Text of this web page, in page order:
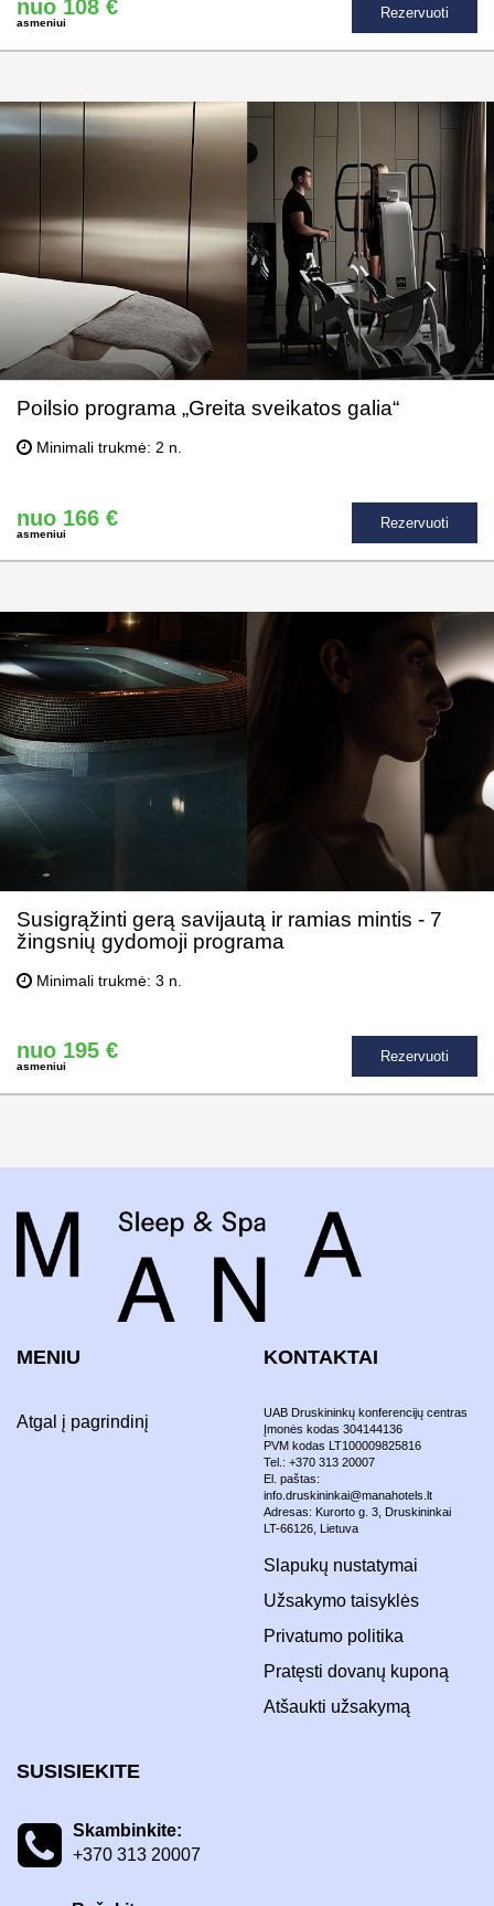
nuo 108 €
asmeniui
Rezervuoti
Poilsio programa „Greita sveikatos galia“
Minimali trukmė: 2 n.
nuo 166 €
asmeniui
Rezervuoti
Susigrąžinti gerą savijautą ir ramias mintis - 7
žingsnių gydomoji programa
Minimali trukmė: 3 n.
nuo 195 €
asmeniui
Rezervuoti
MENIU
Atgal į pagrindinį
KONTAKTAI
UAB Druskininkų konferencijų centras
Įmonės kodas 304144136
PVM kodas LT100009825816
Tel.: +370 313 20007
El. paštas:
info.druskininkai@manahotels.lt
Adresas: Kurorto g. 3, Druskininkai
LT-66126, Lietuva
Slapukų nustatymai
Užsakymo taisyklės
Privatumo politika
Pratęsti dovanų kuponą
Atšaukti užsakymą
SUSISIEKITE
Skambinkite:
+370 313 20007